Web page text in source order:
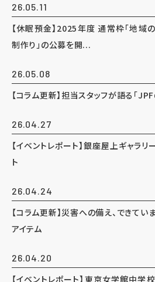
26.05.11
【休眠預金】2025年度 通常枠「地域
制作り」の公募を開...
26.05.08
【コラム更新】担当スタッフが語る「
26.04.27
【イベントレポート】銀座屋上ギャラ
ト
26.04.24
【コラム更新】災害への備え、できて
アイテム
26.04.20
【イベントレポート】東京女学館中